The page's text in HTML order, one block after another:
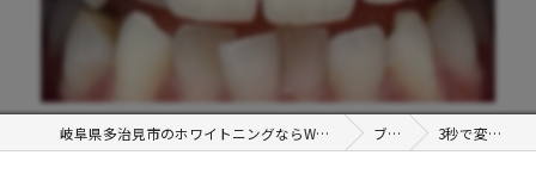
岐阜県多治見市のホワイトニングならWHITENING SHOP 土岐店 ブログ 3秒で変わる印象